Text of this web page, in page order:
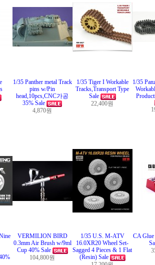
1/35 Panther metal Track
pins w/Pin
head,10pcs,CNC가공
35% Sale
4,870원
1/35 Tiger I Workable
Tracks,Transport Type
Sale
22,400원
1/35
VERMILION BIRD
0.3mm Air Brush w/9ml
Cup 40% Sale
104,800원
1/35 U.S. M-ATV
16.0XR20 Wheel Set-
Sagged 4 Pieces & 1 Flat
(Resin) Sale
CA Glue